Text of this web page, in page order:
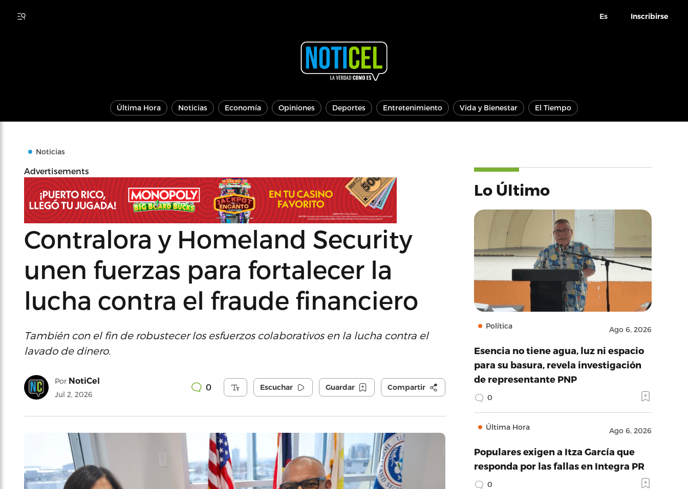
Es Inscribirse
Última Hora Noticias Economía Opiniones Deportes Entretenimiento Vida y Bienestar El Tiempo
Noticias
Advertisements
Contralora y Homeland Security
unen fuerzas para fortalecer la
lucha contra el fraude financiero
También con el fin de robustecer los esfuerzos colaborativos en la lucha contra el
lavado de dinero.
Por NotiCel
Jul 2, 2026
0 Escuchar Guardar Compartir
Lo Último
Política Ago 6, 2026
Esencia no tiene agua, luz ni espacio
para su basura, revela investigación
de representante PNP
0
Última Hora Ago 6, 2026
Populares exigen a Itza García que
responda por las fallas en Integra PR
0